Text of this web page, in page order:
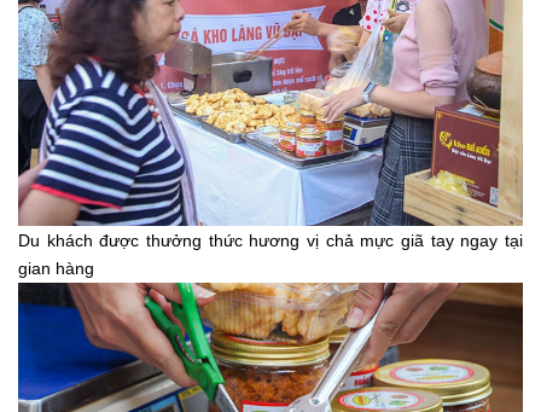
Du khách được thưởng thức hương vị chả mực giã tay ngay tại
gian hàng